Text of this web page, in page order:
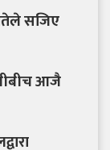
सजिए
आजै